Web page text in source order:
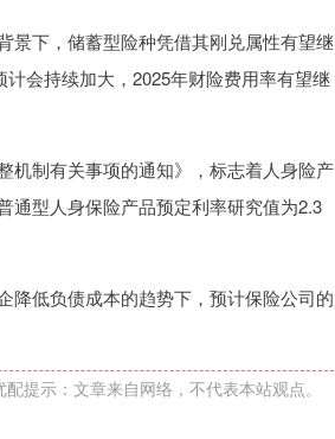
下，储蓄型险种凭借其刚兑属性有望继
会持续加大，2025年财险费用率有望继
制有关事项的通知》，标志着人身险产
通型人身保险产品预定利率研究值为2.3
低负债成本的趋势下，预计保险公司的
配提示：文章来自网络，不代表本站观点。